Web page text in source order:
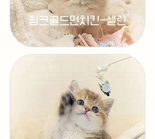
핑크골드먼치킨-셀린